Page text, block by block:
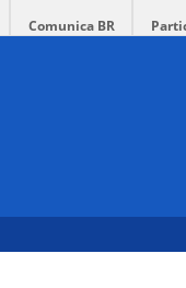
Comunica BR